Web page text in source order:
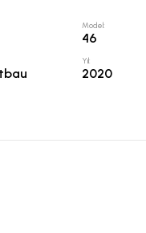
Model:
46
Yıl:
2020